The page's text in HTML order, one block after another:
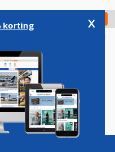
Check in
Vacatures
korting x